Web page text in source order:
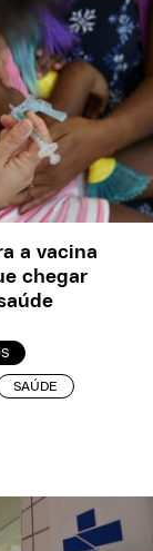
a vacina
chegar
SAÚDE